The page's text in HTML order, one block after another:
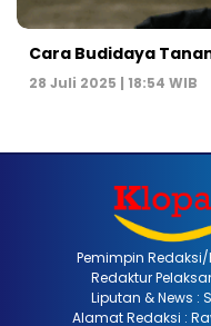
Cara Budidaya
28 Juli 2025 | 18:54 WIB
Pemimpin
Redaktur
Liputan & News :
Alamat Redaksi :